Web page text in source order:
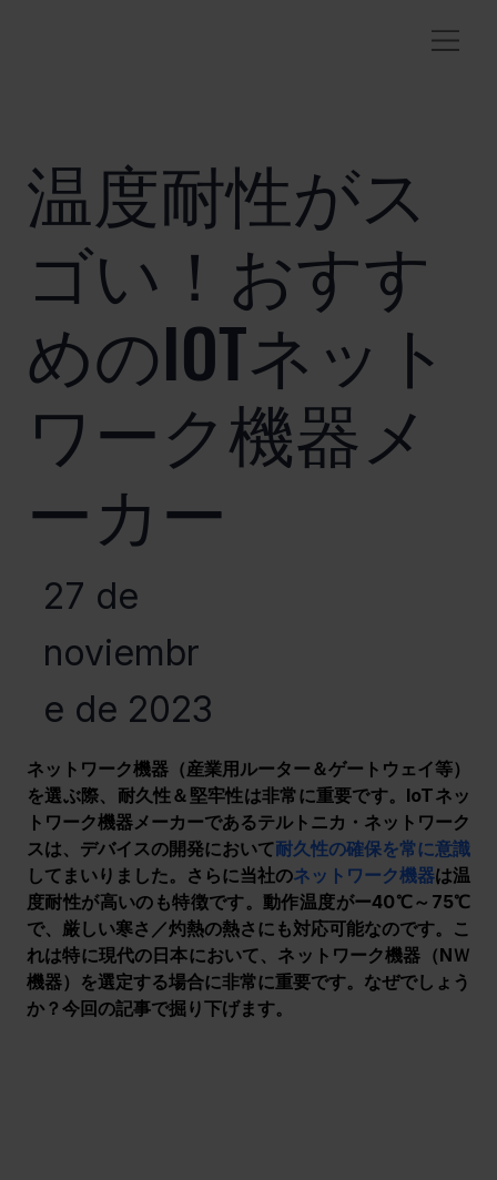
温度耐性がス
ゴい！おすす
めのIOTネット
ワーク機器メ
ーカー
27 de
noviembr
e de 2023
ネットワーク機器（産業用ルーター＆ゲートウェイ等）
を選ぶ際、耐久性＆堅牢性は非常に重要です。IoTネッ
トワーク機器メーカーであるテルトニカ・ネットワーク
スは、デバイスの開発において耐久性の確保を常に意識
してまいりました。さらに当社のネットワーク機器は温
度耐性が高いのも特徴です。動作温度がー40℃～75℃
で、厳しい寒さ／灼熱の熱さにも対応可能なのです。こ
れは特に現代の日本において、ネットワーク機器（NＷ
機器）を選定する場合に非常に重要です。なぜでしょう
か？今回の記事で掘り下げます。